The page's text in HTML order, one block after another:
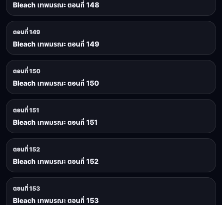
Bleach เทพมรณะ ตอนที่ 148
ตอนที่ 149
Bleach เทพมรณะ ตอนที่ 149
ตอนที่ 150
Bleach เทพมรณะ ตอนที่ 150
ตอนที่ 151
Bleach เทพมรณะ ตอนที่ 151
ตอนที่ 152
Bleach เทพมรณะ ตอนที่ 152
ตอนที่ 153
Bleach เทพมรณะ ตอนที่ 153